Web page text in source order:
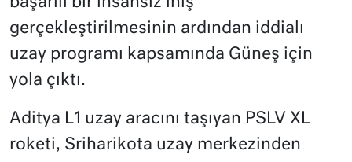
gerçekleştirilmesinin ardından iddialı
uzay programı kapsamında Güneş için
yola çıktı.
Aditya L1 uzay aracını taşıyan PSLV XL
roketi, Sriharikota uzay merkezinden